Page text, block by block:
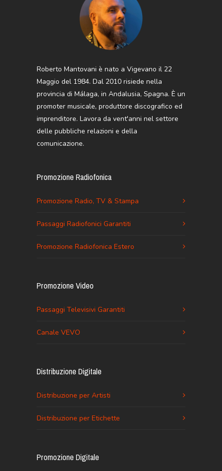
Roberto Mantovani è nato a Vigevano il 22
Maggio del 1984. Dal 2010 risiede nella
provincia di Málaga, in Andalusia, Spagna. È un
promoter musicale, produttore discografico ed
imprenditore. Lavora da vent'anni nel settore
delle pubbliche relazioni e della
comunicazione.
Promozione Radiofonica
Promozione Radio, TV & Stampa
Passaggi Radiofonici Garantiti
Promozione Radiofonica Estero
Promozione Video
Passaggi Televisivi Garantiti
Canale VEVO
Distribuzione Digitale
Distribuzione per Artisti
Distribuzione per Etichette
Promozione Digitale